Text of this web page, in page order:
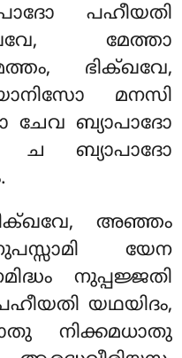
പഹീയതി
മേത്താ
ഭിക്ഖവേ,
മനസി
ബ്യാപാദോ
ച ബ്യാപാദോ
അഞ്ഞം
യേന
നുപ്പജ്ജതി
പഹീയതി യഥയിദം,
നിക്കമധാതു